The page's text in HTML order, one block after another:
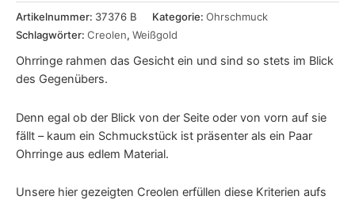
Artikelnummer: 37376 B Kategorie: Ohrschmuck
Schlagwörter: Creolen, Weißgold
Ohrringe rahmen das Gesicht ein und sind so stets im Blick
des Gegenübers.
Denn egal ob der Blick von der Seite oder von vorn auf sie
fällt – kaum ein Schmuckstück ist präsenter als ein Paar
Ohrringe aus edlem Material.
Unsere hier gezeigten Creolen erfüllen diese Kriterien aufs